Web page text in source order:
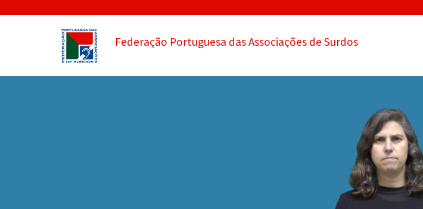
Federação Portuguesa das Associações de Surdos